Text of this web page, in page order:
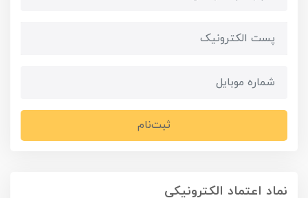
ثبت‌نام
نماد اعتماد الکترونیکی